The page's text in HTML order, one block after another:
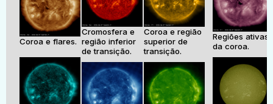
Coroa e flares.
Cromosfera e
região inferior
de transição.
Coroa e região
superior de
transição.
Regiões ativas
da coroa.